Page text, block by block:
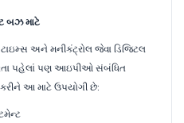
બઝ માટે
અને મનીકંટ્રોલ જેવા ડિજિટલ
પહેલાં પણ આઇપીઓ સંબંધિત
આ માટે ઉપયોગી છે: